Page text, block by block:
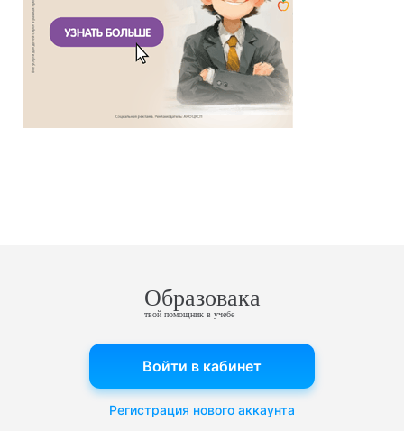
Образовака
твой помощник в учебе
Войти в кабинет
Регистрация нового аккаунта